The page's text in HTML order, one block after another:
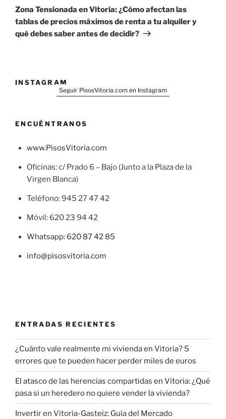
entrada
Zona Tensionada en Vitoria: ¿Cómo afectan las
tablas de precios máximos de renta a tu alquiler y
qué debes saber antes de decidir?
INSTAGRAM
Seguir PisosVitoria.com en Instagram
ENCUÉNTRANOS
www.PisosVitoria.com
Oficinas: c/ Prado 6 – Bajo (Junto a la Plaza de la
Virgen Blanca)
Teléfono: 945 27 47 42
Móvil: 620 23 94 42
Whatsapp: 620 87 42 85
info@pisosvitoria.com
ENTRADAS RECIENTES
¿Cuánto vale realmente mi vivienda en Vitoria? 5
errores que te pueden hacer perder miles de euros
El atasco de las herencias compartidas en Vitoria: ¿Qué
pasa si un heredero no quiere vender la vivienda?
Invertir en Vitoria-Gasteiz: Guía del Mercado